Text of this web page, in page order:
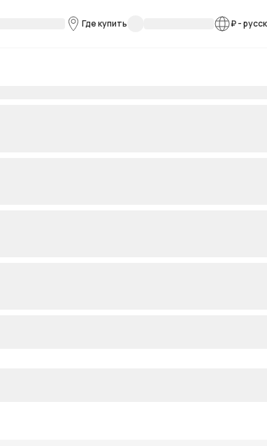
Где купить ₽-